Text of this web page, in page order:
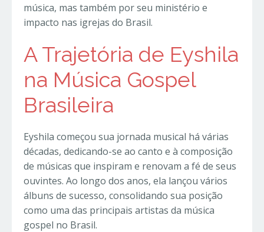
música, mas também por seu ministério e
impacto nas igrejas do Brasil.
A Trajetória de Eyshila
na Música Gospel
Brasileira
Eyshila começou sua jornada musical há várias
décadas, dedicando-se ao canto e à composição
de músicas que inspiram e renovam a fé de seus
ouvintes. Ao longo dos anos, ela lançou vários
álbuns de sucesso, consolidando sua posição
como uma das principais artistas da música
gospel no Brasil.